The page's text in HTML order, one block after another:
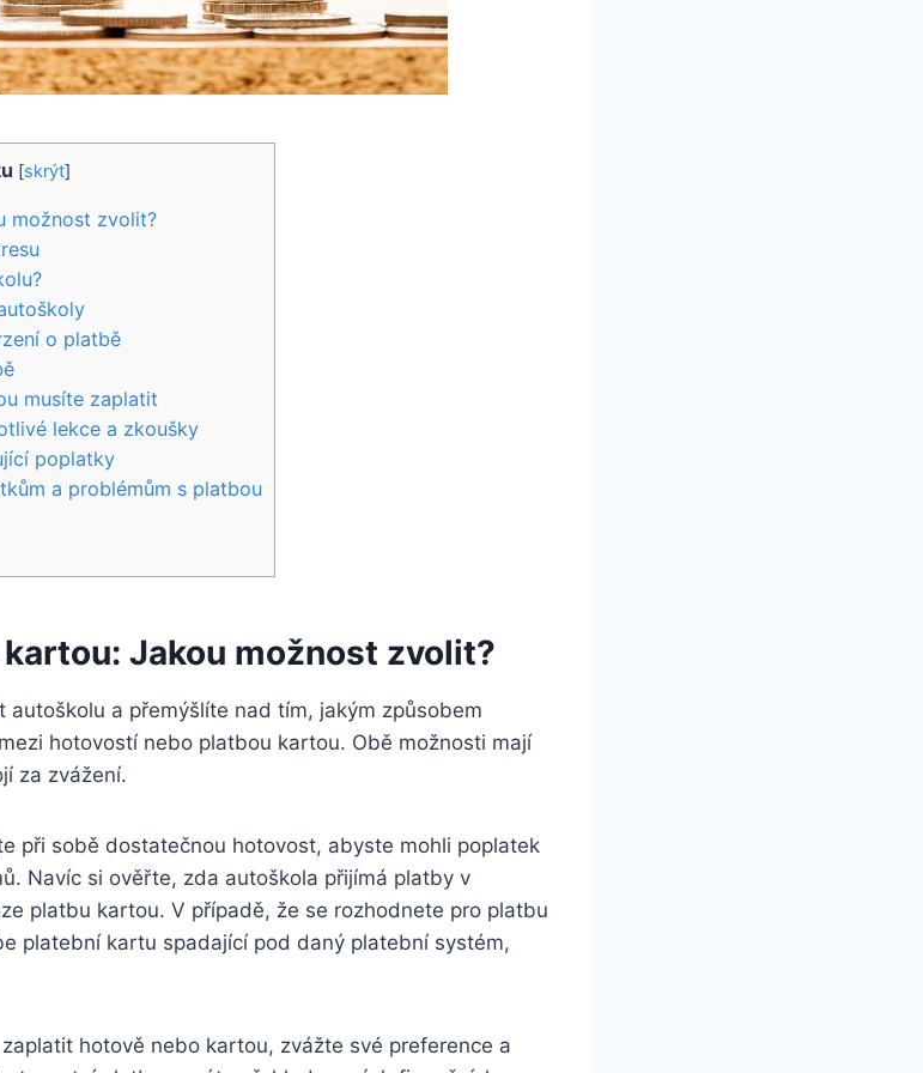
[skrýt]
možnost ⁤zvolit?
o platbě
musíte‍ zaplatit
lekce a zkoušky
poplatky
a problémům s platbou
Jakou možnost ⁤zvolit?
autoškolu ⁣a přemýšlíte nad tím, jakým způsobem
hotovostí nebo platbou kartou. Obě možnosti mají
za zvážení.
při sobě dostatečnou hotovost, abyste mohli⁢ poplatek
Navíc si ověřte, zda autoškola přijímá platby v
⁢platbu kartou. V případě, že se rozhodnete pro platbu
platební kartu spadající pod daný platební⁣ systém,
hotově nebo kartou, zvážte své preference a